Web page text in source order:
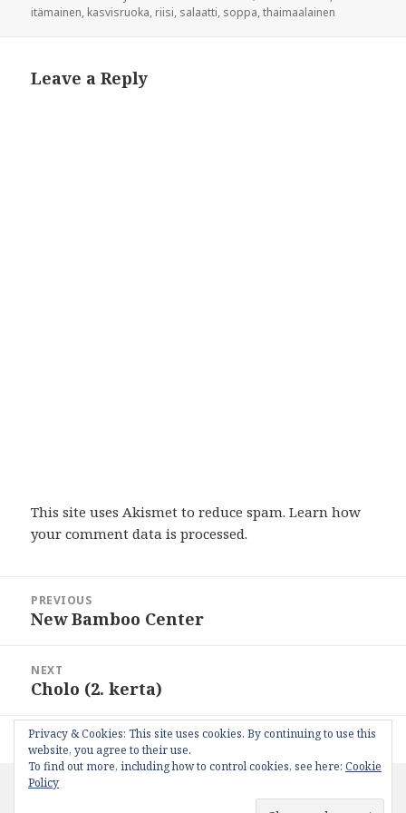
w
)
)
on
itämainen, kasvisruoka, riisi, salaatti, soppa,thaimaalainen
Leave a Reply
This site uses Akismet to reduce spam.Learn how
your comment data is processed.
navigation
PREVIOUS
Previous
New Bamboo Center
NEXT
Next
Cholo (2. kerta)
Proudly powered by WordPress
Privacy & Cookies: This site uses cookies. By continuing to use this
website, you agree to their use.
To find out more, including how to control cookies, see here: Cookie
Policy